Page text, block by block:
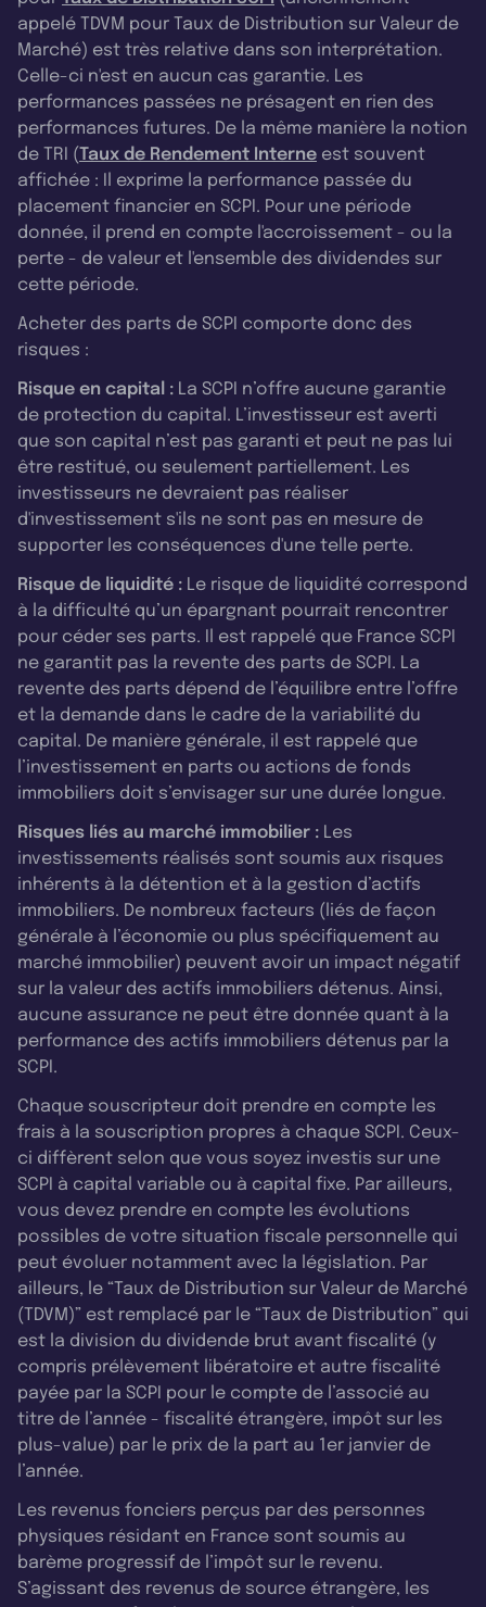
appelé TDVM pour Taux de Distribution sur Valeur de
Marché) est très relative dans son interprétation.
Celle-ci n'est en aucun cas garantie. Les
performances passées ne présagent en rien des
performances futures. De la même manière la notion
de TRI (Taux de Rendement Interne est souvent
affichée : Il exprime la performance passée du
placement financier en SCPI. Pour une période
donnée, il prend en compte l'accroissement - ou la
perte - de valeur et l'ensemble des dividendes sur
cette période.
Acheter des parts de SCPI comporte donc des
risques :
Risque en capital : La SCPI n’offre aucune garantie
de protection du capital. L’investisseur est averti
que son capital n’est pas garanti et peut ne pas lui
être restitué, ou seulement partiellement. Les
investisseurs ne devraient pas réaliser
d'investissement s'ils ne sont pas en mesure de
supporter les conséquences d'une telle perte.
Risque de liquidité : Le risque de liquidité correspond
à la difficulté qu’un épargnant pourrait rencontrer
pour céder ses parts. Il est rappelé que France SCPI
ne garantit pas la revente des parts de SCPI. La
revente des parts dépend de l’équilibre entre l’offre
et la demande dans le cadre de la variabilité du
capital. De manière générale, il est rappelé que
l’investissement en parts ou actions de fonds
immobiliers doit s’envisager sur une durée longue.
Risques liés au marché immobilier : Les
investissements réalisés sont soumis aux risques
inhérents à la détention et à la gestion d’actifs
immobiliers. De nombreux facteurs (liés de façon
générale à l’économie ou plus spécifiquement au
marché immobilier) peuvent avoir un impact négatif
sur la valeur des actifs immobiliers détenus. Ainsi,
aucune assurance ne peut être donnée quant à la
performance des actifs immobiliers détenus par la
SCPI.
Chaque souscripteur doit prendre en compte les
frais à la souscription propres à chaque SCPI. Ceux-
ci diffèrent selon que vous soyez investis sur une
SCPI à capital variable ou à capital fixe. Par ailleurs,
vous devez prendre en compte les évolutions
possibles de votre situation fiscale personnelle qui
peut évoluer notamment avec la législation. Par
ailleurs, le “Taux de Distribution sur Valeur de Marché
(TDVM)” est remplacé par le “Taux de Distribution” qui
est la division du dividende brut avant fiscalité (y
compris prélèvement libératoire et autre fiscalité
payée par la SCPI pour le compte de l’associé au
titre de l’année - fiscalité étrangère, impôt sur les
plus-value) par le prix de la part au 1er janvier de
l’année.
Les revenus fonciers perçus par des personnes
physiques résidant en France sont soumis au
barème progressif de l’impôt sur le revenu.
S’agissant des revenus de source étrangère, les